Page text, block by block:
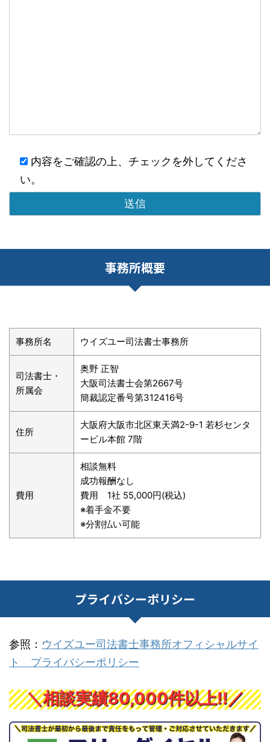
内容をご確認の上、チェックを外してくださ
い。
事務所概要
事務所名 ウイズユー司法書士事務所
司法書士・
所属会
奥野 正智
大阪司法書士会第2667号
簡裁認定番号第312416号
住所
大阪府大阪市北区東天満2-9-1 若杉センタ
ービル本館 7階
費用
相談無料
成功報酬なし
費用 1社 55,000円(税込)
※着手金不要
※分割払い可能
プライバシーポリシー
参照： ウイズユー司法書士事務所オフィシャルサイ
ト プライバシーポリシー
＼相談実績80,000件以上!!／